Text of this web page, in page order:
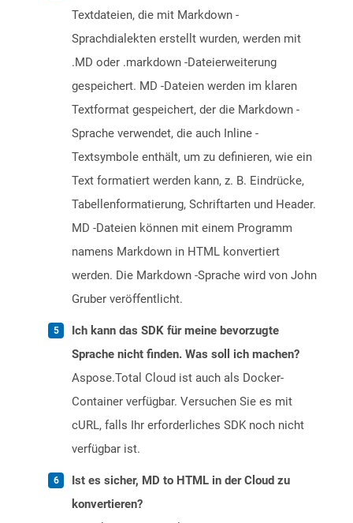
Textdateien, die mit Markdown -
Sprachdialekten erstellt wurden, werden mit
.MD oder .markdown -Dateierweiterung
gespeichert. MD -Dateien werden im klaren
Textformat gespeichert, der die Markdown -
Sprache verwendet, die auch Inline -
Textsymbole enthält, um zu definieren, wie ein
Text formatiert werden kann, z. B. Eindrücke,
Tabellenformatierung, Schriftarten und Header.
MD -Dateien können mit einem Programm
namens Markdown in HTML konvertiert
werden. Die Markdown -Sprache wird von John
Gruber veröffentlicht.
Ich kann das SDK für meine bevorzugte
Sprache nicht finden. Was soll ich machen?
Aspose.Total Cloud ist auch als Docker-
Container verfügbar. Versuchen Sie es mit
cURL, falls Ihr erforderliches SDK noch nicht
verfügbar ist.
Ist es sicher, MD to HTML in der Cloud zu
konvertieren?